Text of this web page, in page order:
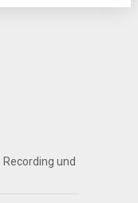
und